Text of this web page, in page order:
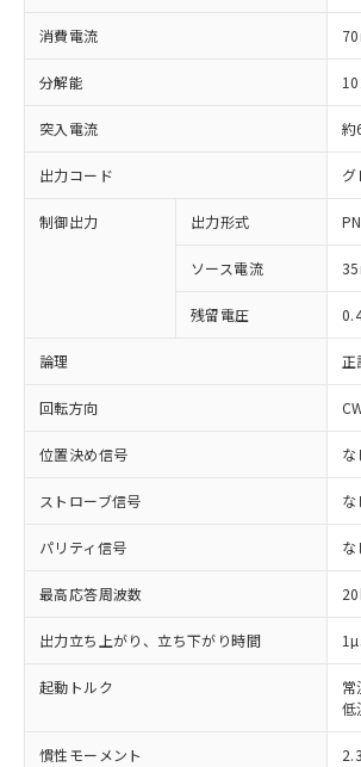
消費電流
分解能
突入電流 約
出力コード グ
制御出力 出力形式
ソース電流
残留電圧
論理 正
回転方向
位置決め信号 な
ストローブ信号 な
パリティ信号 な
最高応答周波数
出力立ち上がり、立ち下がり時間
起動トルク
低
慣性モーメント
※1 対応状況
対応済み：EU RoHS指令（10
非含有に対応した製品が提供可
す。
対応予定：EU RoHS指令（10物
有に対応した製品に切り替える
商品です。